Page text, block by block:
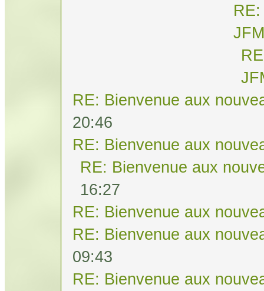
JFM
RE: Bienvenue aux
20:46
RE: Bienvenue aux
RE: Bienvenue aux
16:27
RE: Bienvenue aux
RE: Bienvenue aux
09:43
RE: Bienvenue aux